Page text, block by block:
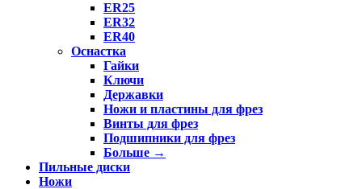
ER25
ER32
ER40
Оснастка
Гайки
Ключи
Державки
Ножи и пластины для фрез
Винты для фрез
Подшипники для фрез
Больше →
Пильные диски
Ножи